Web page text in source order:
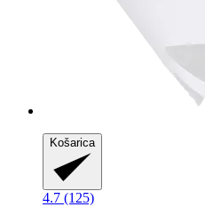
Košarica
4.7 (125)